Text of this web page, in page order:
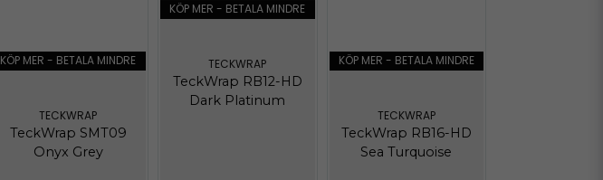
KÖP MER - BETALA MINDRE
TECKWRAP
TeckWrap SMT09
Onyx Grey
KÖP MER - BETALA MINDRE
TECKWRAP
TeckWrap RB12-HD
Dark Platinum
KÖP MER - BETALA MINDRE
TECKWRAP
TeckWrap RB16-HD
Sea Turquoise